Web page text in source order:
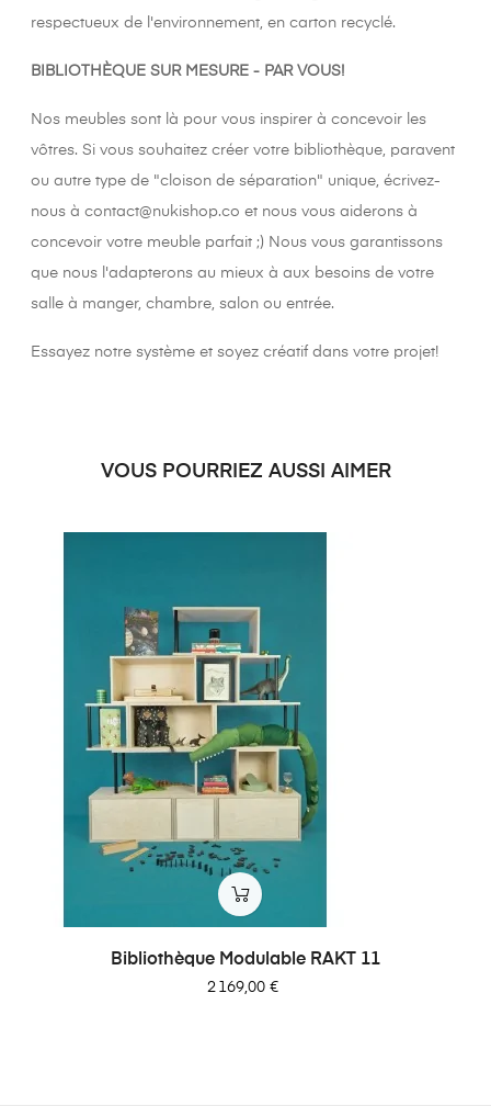
respectueux de l'environnement, en carton recyclé.
BIBLIOTHÈQUE SUR MESURE - PAR VOUS!
Nos meubles sont là pour vous inspirer à concevoir les
vôtres. Si vous souhaitez créer votre bibliothèque, paravent
ou autre type de "cloison de séparation" unique, écrivez-
nous à contact@nukishop.co et nous vous aiderons à
concevoir votre meuble parfait ;) Nous vous garantissons
que nous l'adapterons au mieux à aux besoins de votre
salle à manger, chambre, salon ou entrée.
Essayez notre système et soyez créatif dans votre projet!
VOUS POURRIEZ AUSSI AIMER
Bibliothèque Modulable RAKT 11
Prix
2 169,00 €